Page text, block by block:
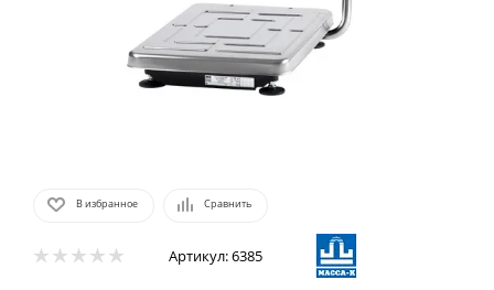
В избранное Сравнить
Артикул:6385